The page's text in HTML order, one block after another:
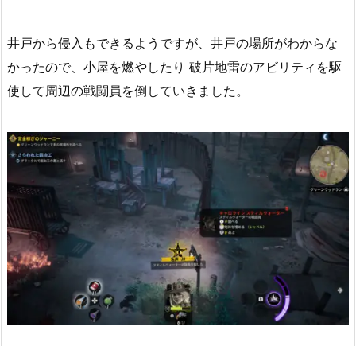
井戸から侵入もできるようですが、井戸の場所がわからな
かったので、小屋を燃やしたり 破片地雷のアビリティを駆
使して周辺の戦闘員を倒していきました。